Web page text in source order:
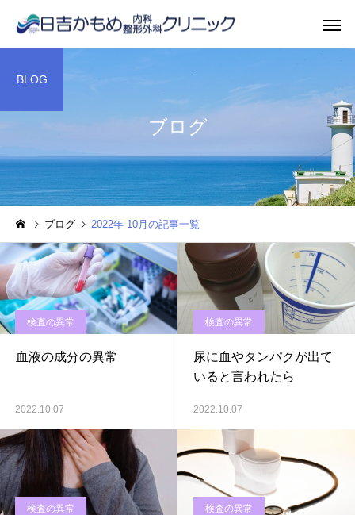
ブログ
BLOG
ブログ 2022年 10月の記事一覧
検査の異常
血液の成分の異常
2022.10.07
検査の異常
尿に血やタンパクが出て
いると言われたら
2022.10.07
検査の異常 検査の異常